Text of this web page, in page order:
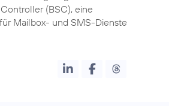
(BSC), eine
Mailbox- und SMS-Dienste